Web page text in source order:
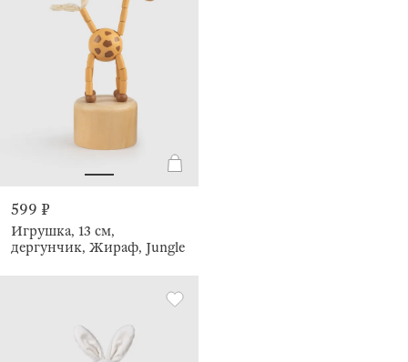
599 ₽
Игрушка, 13 см,
дергунчик, Жираф, Jungle